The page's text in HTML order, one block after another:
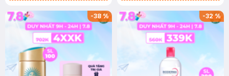
SPF 50+ 20ml (SL Có Hạn)
(SL có hạn)
-38% -32%